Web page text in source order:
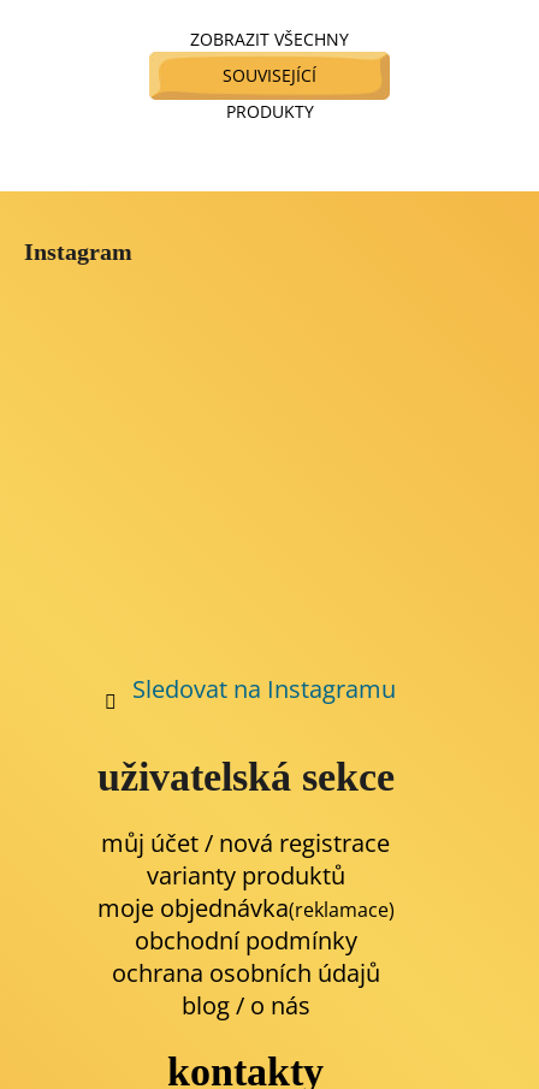
ZOBRAZIT VŠECHNY
SOUVISEJÍCÍ
PRODUKTY
Instagram
Sledovat na Instagramu
uživatelská sekce
můj účet / nová registrace
varianty produktů
moje objednávka(reklamace)
obchodní podmínky
ochrana osobních údajů
blog/ o nás
kontakty